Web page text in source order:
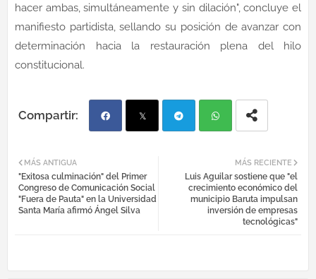
hacer ambas, simultáneamente y sin dilación", concluye el
manifiesto partidista, sellando su posición de avanzar con
determinación hacia la restauración plena del hilo
constitucional.
ebo
ok
tter egr atsa
pp
MÁS RECIENTE
Luis Aguilar sostiene que "el
crecimiento económico del
municipio Baruta impulsan
inversión de empresas
tecnológicas"
MÁS ANTIGUA
"Exitosa culminación" del Primer
Congreso de Comunicación Social
"Fuera de Pauta" en la Universidad
Santa María afirmó Ángel Silva